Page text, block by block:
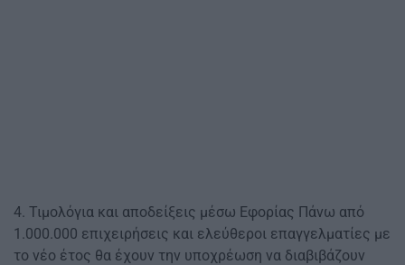
4. Τιμολόγια και αποδείξεις μέσω Εφορίας Πάνω από
1.000.000 επιχειρήσεις και ελεύθεροι επαγγελματίες με
το νέο έτος θα έχουν την υποχρέωση να διαβιβάζουν